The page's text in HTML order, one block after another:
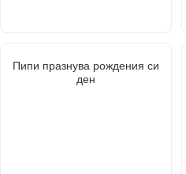
Пипи празнува рождения си
ден